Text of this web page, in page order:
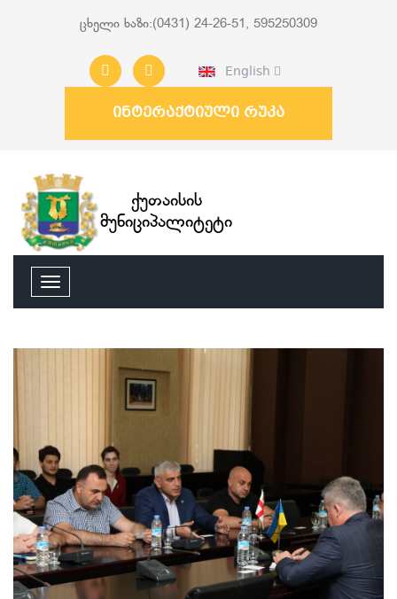
ცხელი ხაზი:(0431) 24-26-51, 595250309
English
ინტერაქტიული რუკა
ქუთაისის
მუნიციპალიტეტი